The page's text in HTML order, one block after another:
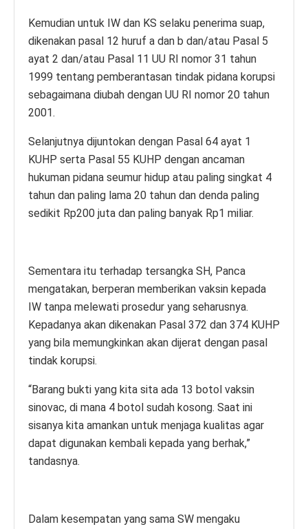
Kemudian untuk IW dan KS selaku penerima suap,
dikenakan pasal 12 huruf a dan b dan/atau Pasal 5
ayat 2 dan/atau Pasal 11 UU RI nomor 31 tahun
1999 tentang pemberantasan tindak pidana korupsi
sebagaimana diubah dengan UU RI nomor 20 tahun
2001.
Selanjutnya dijuntokan dengan Pasal 64 ayat 1
KUHP serta Pasal 55 KUHP dengan ancaman
hukuman pidana seumur hidup atau paling singkat 4
tahun dan paling lama 20 tahun dan denda paling
sedikit Rp200 juta dan paling banyak Rp1 miliar.
Sementara itu terhadap tersangka SH, Panca
mengatakan, berperan memberikan vaksin kepada
IW tanpa melewati prosedur yang seharusnya.
Kepadanya akan dikenakan Pasal 372 dan 374 KUHP
yang bila memungkinkan akan dijerat dengan pasal
tindak korupsi.
“Barang bukti yang kita sita ada 13 botol vaksin
sinovac, di mana 4 botol sudah kosong. Saat ini
sisanya kita amankan untuk menjaga kualitas agar
dapat digunakan kembali kepada yang berhak,”
tandasnya.
Dalam kesempatan yang sama SW mengaku